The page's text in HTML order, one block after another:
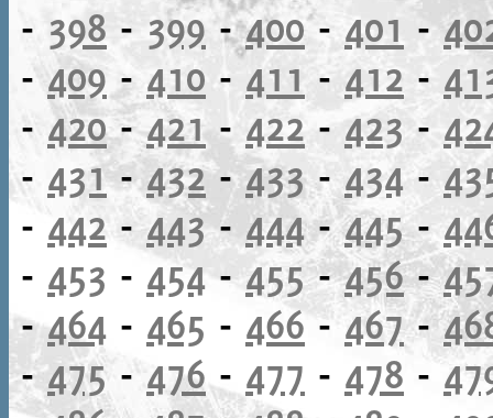
- 398 - 399-400- 401 -
-409 -410 - 411 - 412 -
- 420-421-422 - 423 -
- 431-432-433- 434-
- 442 -443- 444-445-
- 453 - 454-455-456-
-464 - 465 - 466- 467-
-475-476- 477 - 478 -